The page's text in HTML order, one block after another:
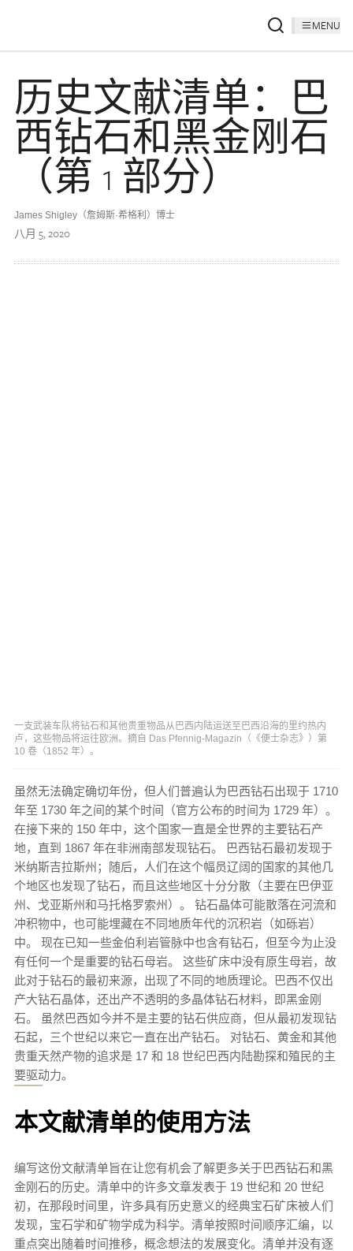
MENU
历史文献清单：巴
西钻石和黑金刚石
（第 1 部分）
James Shigley（詹姆斯·希格利）博士
八月 5, 2020
一支武装车队将钻石和其他贵重物品从巴西内陆运送至巴西沿海的里约热内
卢，这些物品将运往欧洲。摘自 Das Pfennig-Magazin（《便士杂志》）第
10 卷（1852 年）。
虽然无法确定确切年份，但人们普遍认为巴西钻石出现于 1710
年至 1730 年之间的某个时间（官方公布的时间为 1729 年）。
在接下来的 150 年中，这个国家一直是全世界的主要钻石产
地，直到 1867 年在非洲南部发现钻石。 巴西钻石最初发现于
米纳斯吉拉斯州；随后，人们在这个幅员辽阔的国家的其他几
个地区也发现了钻石，而且这些地区十分分散（主要在巴伊亚
州、戈亚斯州和马托格罗索州）。 钻石晶体可能散落在河流和
冲积物中，也可能埋藏在不同地质年代的沉积岩（如砾岩）
中。 现在已知一些金伯利岩管脉中也含有钻石，但至今为止没
有任何一个是重要的钻石母岩。 这些矿床中没有原生母岩，故
此对于钻石的最初来源，出现了不同的地质理论。巴西不仅出
产大钻石晶体，还出产不透明的多晶体钻石材料，即黑金刚
石。 虽然巴西如今并不是主要的钻石供应商，但从最初发现钻
石起，三个世纪以来它一直在出产钻石。 对钻石、黄金和其他
贵重天然产物的追求是 17 和 18 世纪巴西内陆勘探和殖民的主
要驱动力。
本文献清单的使用方法
编写这份文献清单旨在让您有机会了解更多关于巴西钻石和黑
金刚石的历史。清单中的许多文章发表于 19 世纪和 20 世纪
初，在那段时间里，许多具有历史意义的经典宝石矿床被人们
发现，宝石学和矿物学成为科学。清单按照时间顺序汇编，以
重点突出随着时间推移，概念想法的发展变化。清单并没有逐